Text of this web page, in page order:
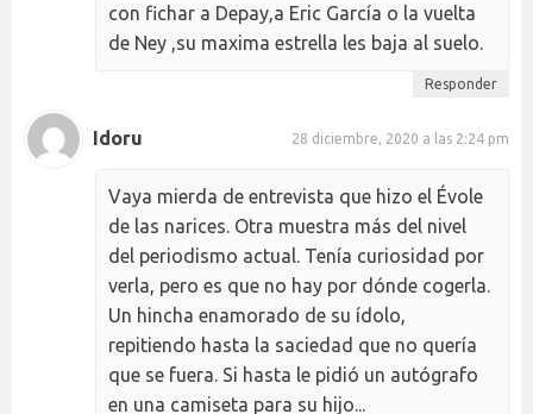
con fichar a Depay,a Eric García o la vuelta
de Ney ,su maxima estrella les baja al suelo.
Responder
Idoru 28 diciembre, 2020 a las 2:24 pm
Vaya mierda de entrevista que hizo el Évole
de las narices. Otra muestra más del nivel
del periodismo actual. Tenía curiosidad por
verla, pero es que no hay por dónde cogerla.
Un hincha enamorado de su ídolo,
repitiendo hasta la saciedad que no quería
que se fuera. Si hasta le pidió un autógrafo
en una camiseta para su hijo...